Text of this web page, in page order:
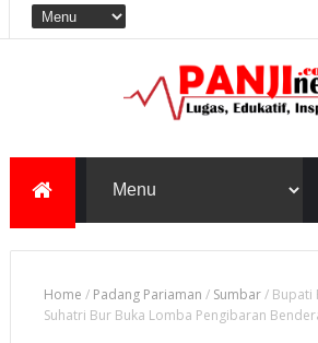
Home / Padang Pariaman / Sumbar/ Bupati
Suhatri Bur Buka Lomba Pengibaran